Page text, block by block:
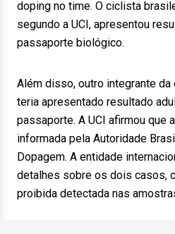
doping no time. O ciclista
segundo a UCI, apresentou
passaporte biológico.
Além disso, outro integrante da
teria apresentado resultado
passaporte. A UCI afirmou que
informada pela Autoridade
Dopagem. A entidade
detalhes sobre os dois casos,
proibida detectada nas